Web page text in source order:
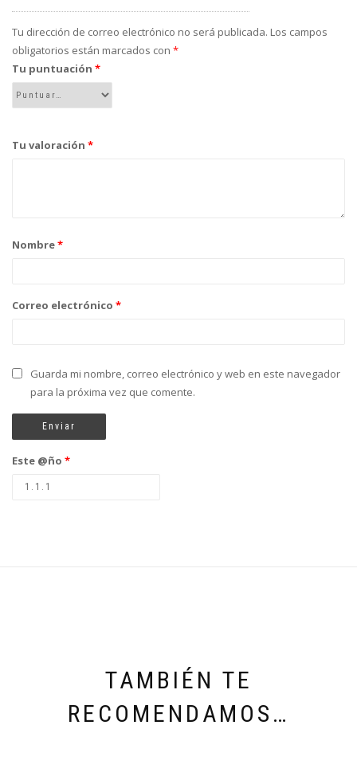
Tu dirección de correo electrónico no será publicada. Los campos
obligatorios están marcados con *
Tu puntuación *
Tu valoración *
Nombre*
Correo electrónico *
Guarda mi nombre, correo electrónico y web en este navegador
para la próxima vez que comente.
Este @ño *
TAMBIÉN TE
RECOMENDAMOS…